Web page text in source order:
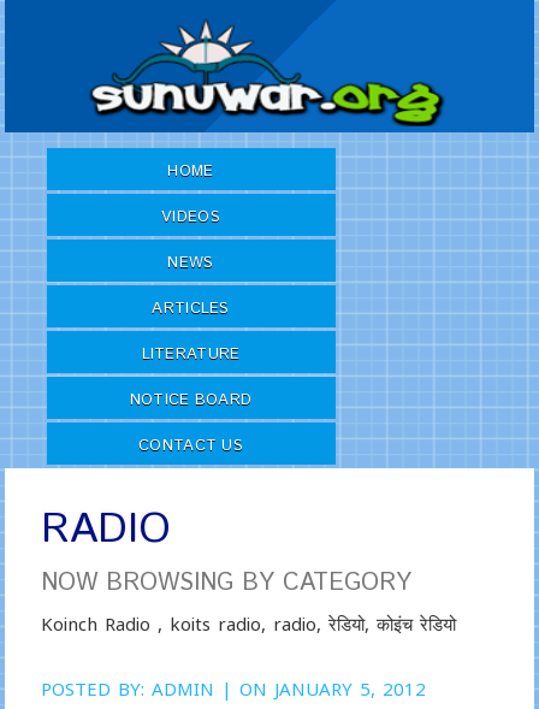
HOME
VIDEOS
NEWS
ARTICLES
LITERATURE
NOTICE BOARD
CONTACT US
RADIO
NOW BROWSING BY CATEGORY
Koinch Radio , koits radio, radio, रेडियो, कोइंच रेडियो
POSTED BY: ADMIN | ON JANUARY 5, 2012